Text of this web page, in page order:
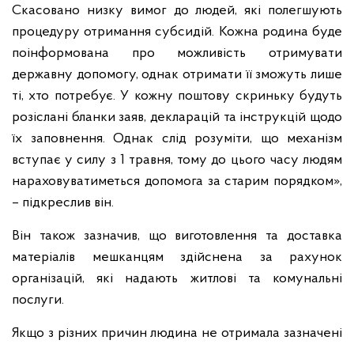
Скасовано низку вимог до людей, які полегшують
процедуру отримання субсидій. Кожна родина буде
поінформована про можливість отримувати
державну допомогу, однак отримати її зможуть лише
ті, хто потребує. У кожну поштову скриньку будуть
розіслані бланки заяв, декларацій та інструкцій щодо
їх заповнення. Однак слід розуміти, що механізм
вступає у силу з 1 травня, тому до цього часу людям
нараховуватиметься допомога за старим порядком»,
– підкреслив він.
Він також зазначив, що виготовлення та доставка
матеріалів мешканцям здійснена за рахунок
організацій, які надають житлові та комунальні
послуги.
Якщо з різних причин людина не отримала зазначені